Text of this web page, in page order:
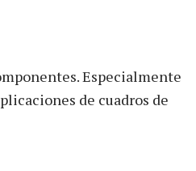
Especialmente
de cuadros de